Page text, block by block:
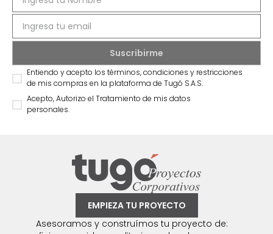
Entiendo y acepto los términos, condiciones y restricciones
de mis compras en la plataforma de Tugó S.A.S.
Acepto, Autorizo el Tratamiento de mis datos
personales.
EMPIEZA TU PROYECTO
Asesoramos y construímos tu proyecto de: